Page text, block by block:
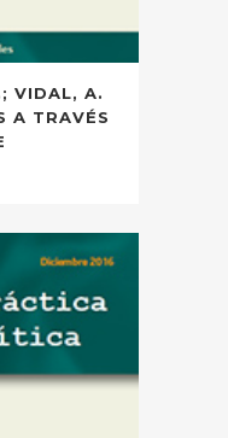
VIDAL, A.
A TRAVÉS